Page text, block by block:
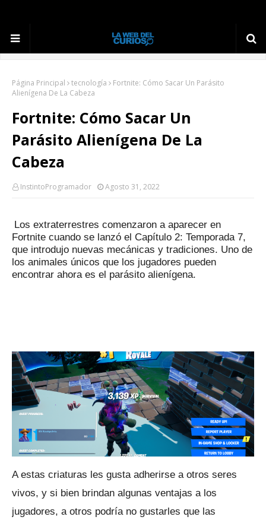
Página Principal tecnología
Fortnite: Cómo Sacar Un Parásito
Alienígena De La Cabeza
Fortnite: Cómo Sacar Un
Parásito Alienígena De La
Cabeza
InstintoProgramador Agosto 31, 2022
Los extraterrestres comenzaron a aparecer en
Fortnite cuando se lanzó el Capítulo 2: Temporada 7,
que introdujo nuevas mecánicas y tradiciones. Uno de
los animales únicos que los jugadores pueden
encontrar ahora es el parásito alienígena.
A estas criaturas les gusta adherirse a otros seres
vivos, y si bien brindan algunas ventajas a los
jugadores, a otros podría no gustarles que las